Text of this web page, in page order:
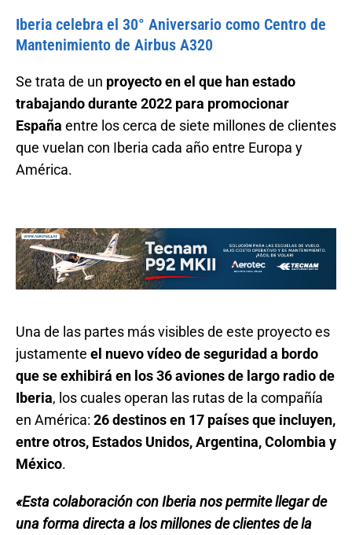
Iberia celebra el 30° Aniversario como Centro de
Mantenimiento de Airbus A320
Se trata de un proyecto en el que han estado
trabajando durante 2022 para promocionar
España entre los cerca de siete millones de clientes
que vuelan con Iberia cada año entre Europa y
América.
Una de las partes más visibles de este proyecto es
justamente el nuevo vídeo de seguridad a bordo
que se exhibirá en los 36 aviones de largo radio de
Iberia , los cuales operan las rutas de la compañía
en América: 26 destinos en 17 países que incluyen,
entre otros, Estados Unidos, Argentina, Colombia y
México
«Esta colaboración con Iberia nos permite llegar de
una forma directa a los millones de clientes de la